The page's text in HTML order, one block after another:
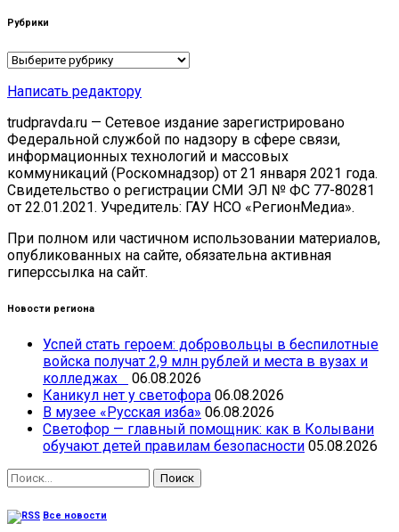
Рубрики
Рубрики
Написать редактору
trudpravda.ru — Сетевое издание зарегистрировано
Федеральной службой по надзору в сфере связи,
информационных технологий и массовых
коммуникаций (Роскомнадзор) от 21 января 2021 года.
Свидетельство о регистрации СМИ ЭЛ № ФС 77-80281
от 22.01.2021. Учредитель: ГАУ НСО «РегионМедиа».
При полном или частичном использовании материалов,
опубликованных на сайте, обязательна активная
гиперссылка на сайт.
Новости региона
Успей стать героем: добровольцы в беспилотные
войска получат 2,9 млн рублей и места в вузах и
колледжах
06.08.2026
Каникул нет у светофора 06.08.2026
В музее «Русская изба» 06.08.2026
Светофор — главный помощник: как в Колывани
обучают детей правилам безопасности 05.08.2026
Найти:
Все новости